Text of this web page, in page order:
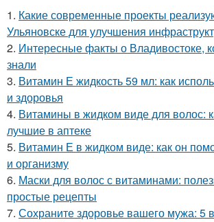
1. Какие современные проекты
Ульяновске для улучшения
2. Интересные факты о Владивостоке,
знали
3. Витамин Е жидкость 59 мл: как
и здоровья
4. Витамины в жидком виде для волос:
лучшие в аптеке
5. Витамин Е в жидком виде: как он
и организму
6. Маски для волос с витаминами:
простые рецепты
7. Сохраните здоровье вашего мужа: 5